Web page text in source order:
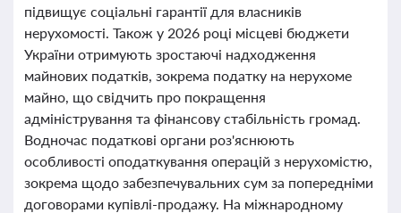
підвищує соціальні гарантії для власників
нерухомості. Також у 2026 році місцеві бюджети
України отримують зростаючі надходження
майнових податків, зокрема податку на нерухоме
майно, що свідчить про покращення
адміністрування та фінансову стабільність громад.
Водночас податкові органи роз'яснюють
особливості оподаткування операцій з нерухомістю,
зокрема щодо забезпечувальних сум за попередніми
договорами купівлі-продажу. На міжнародному